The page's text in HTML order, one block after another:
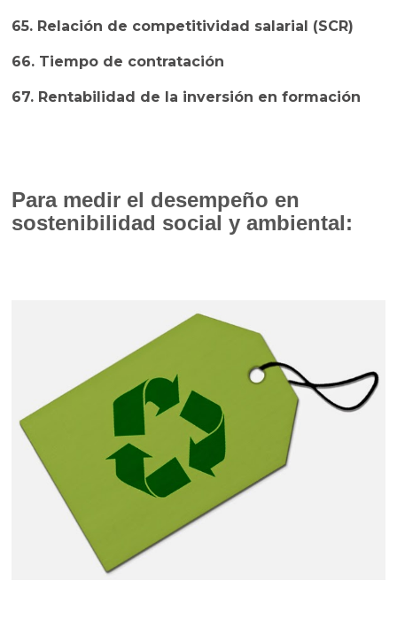
65. Relación de competitividad salarial (SCR)
66. Tiempo de contratación
67. Rentabilidad de la inversión en formación
Para medir el desempeño en
sostenibilidad social y ambiental: